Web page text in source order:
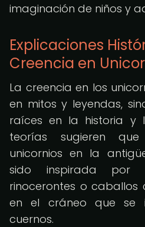
imaginación de niños y
Explicaciones
Creencia en
La creencia en los
en mitos y leyendas,
raíces en la historia y
teorías sugieren
unicornios en la
sido inspirada por
rinocerontes o caballos
en el cráneo que se
cuernos.